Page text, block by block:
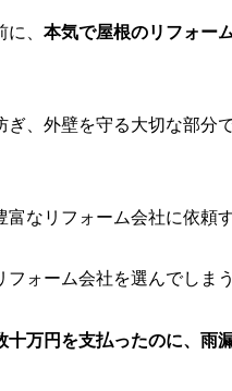
、 本気で屋根のリフォー
ぎ、外壁を守る大切な部分
富なリフォーム会社に依頼
フォーム会社を選んでしまう
十万円を支払ったのに、 雨